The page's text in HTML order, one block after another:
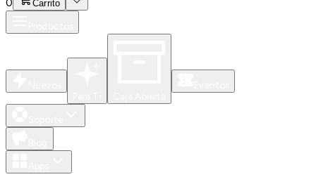
Carrito